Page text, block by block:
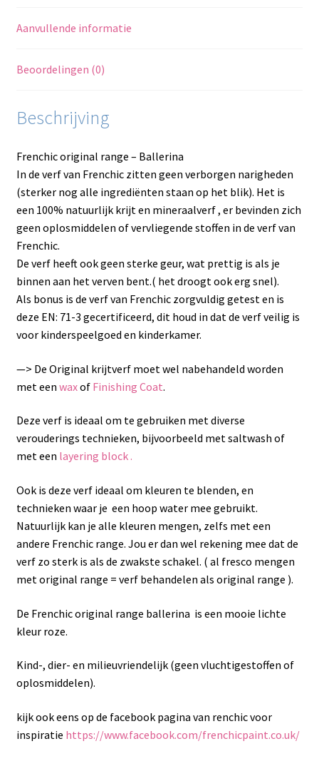
Aanvullende informatie
Beoordelingen (0)
Beschrijving
Frenchic original range – Ballerina
In de verf van Frenchic zitten geen verborgen narigheden
(sterker nog alle ingrediënten staan op het blik). Het is
een 100% natuurlijk krijt en mineraalverf , er bevinden zich
geen oplosmiddelen of vervliegende stoffen in de verf van
Frenchic.
De verf heeft ook geen sterke geur, wat prettig is als je
binnen aan het verven bent.( het droogt ook erg snel).
Als bonus is de verf van Frenchic zorgvuldig getest en is
deze EN: 71-3 gecertificeerd, dit houd in dat de verf veilig is
voor kinderspeelgoed en kinderkamer.
—> De Original krijtverf moet wel nabehandeld worden
met een waxof Finishing Coat.
Deze verf is ideaal om te gebruiken met diverse
verouderings technieken, bijvoorbeeld met saltwash of
met een layering block .
Ook is deze verf ideaal om kleuren te blenden, en
technieken waar je een hoop water mee gebruikt.
Natuurlijk kan je alle kleuren mengen, zelfs met een
andere Frenchic range. Jou er dan wel rekening mee dat de
verf zo sterk is als de zwakste schakel. ( al fresco mengen
met original range = verf behandelen als original range ).
De Frenchic original range ballerina is een mooie lichte
kleur roze.
Kind-, dier- en milieuvriendelijk (geen vluchtigestoffen of
oplosmiddelen).
kijk ook eens op de facebook pagina van renchic voor
inspiratie https://www.facebook.com/frenchicpaint.co.uk/